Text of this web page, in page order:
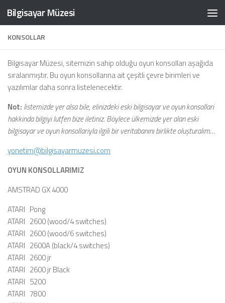
Skip to content
Bilgisayar Müzesi
KONSOLLAR
Bilgisayar Müzesi, sitemizin sahip olduğu oyun konsolları aşağıda
sıralanmıştır. Bu oyun konsollarına ait çeşitli çevre birimleri ve
yazılımlar daha sonra listelenecektir.
Not: listemizde yer alsa bile, elinizdeki eski bilgisayar ve oyun konsollari
hakkinda bilgiyi lutfen bize iletiniz. Böylece ülkemizde yer alan eski
bilgisayar ve oyun konsollariyla ilgili bir veritabanını birlikte oluşturalım…
yonetim@bilgisayarmuzesi.com
OYUN KONSOLLARIMIZ
AMSTRAD GX 4000
ATARI Pong
ATARI 2600 (wood/4 switches)
ATARI 2600 (wood/6 switches)
ATARI 2600A (black/4 switches)
ATARI 2600 jr
ATARI 2600 jr Black
ATARI 5200
ATARI 7800